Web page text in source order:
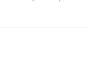
no país inteiro e